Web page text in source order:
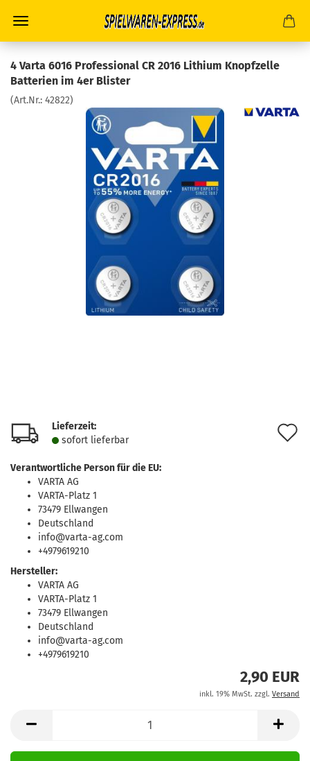
4 Varta 6016 Professional CR 2016 Lithium Knopfzelle
Batterien im 4er Blister
(Art.Nr.: 42822)
Lieferzeit:
sofort lie­fer­bar
Verantwortliche Person für die EU:
VARTA AG
VARTA-Platz 1
73479 Ellwangen
Deutschland
info@varta-ag.com
+4979619210
Hersteller:
VARTA AG
VARTA-Platz 1
73479 Ellwangen
Deutschland
info@varta-ag.com
+4979619210
2,90 EUR
inkl. 19% MwSt. zzgl. Versand